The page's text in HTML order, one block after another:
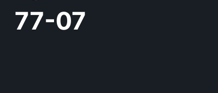
77-07